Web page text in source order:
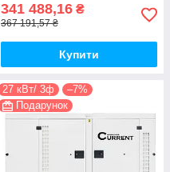
341 488,16 ₴
367 191,57 ₴
Купити
27 кВт/ 3ф
–7%
Подарунок